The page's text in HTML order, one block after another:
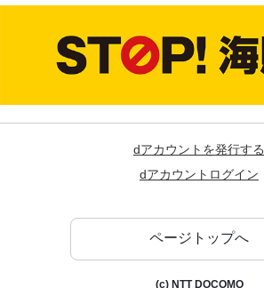
dアカウントを発行する
dアカウントログイン
ページトップへ
(c) NTT DOCOMO